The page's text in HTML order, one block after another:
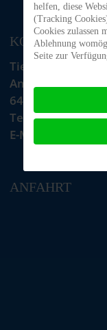
KONTAKT
Tiere in Not
Am Morsberg 1
64385
Telefon: 06063 /
E-Mail:
ANFAHRT
helfen, diese
(Tracking
Cookies zulassen
Ablehnung
Seite zur